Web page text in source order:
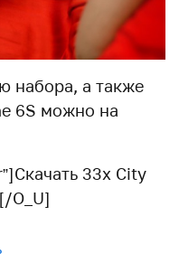
набора, а также
6S можно на
33x City
[/O_U]